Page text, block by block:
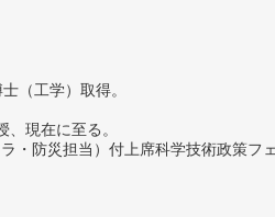
（工学）取得。
現在に至る。
防災担当）付上席科学技術政策フ